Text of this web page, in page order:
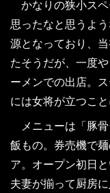
かなりの狭小ス
思ったなと思うよ
源となっており、
たそうだが、一度
ーメンでの出店。
には女将が立つこと
メニューは「豚
飯もの。券売機で
ア。オープン初日
夫妻が揃って厨房